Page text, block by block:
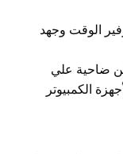
الوقت وجهد
ضاحية علي
الكمبيوتر